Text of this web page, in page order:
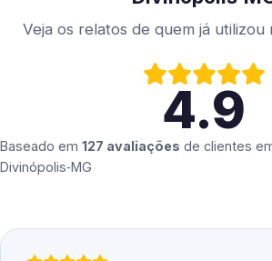
Veja os relatos de quem já utilizou
4.9
Baseado em 127 avaliações de clientes
Divinópolis‑MG